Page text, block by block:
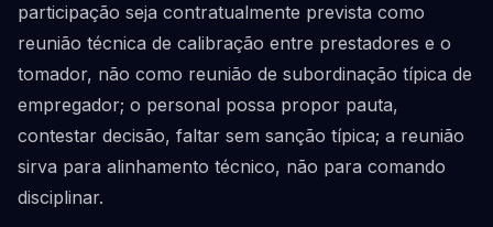
participação seja contratualmente prevista como
reunião técnica de calibração entre prestadores e o
tomador, não como reunião de subordinação típica de
empregador; o personal possa propor pauta,
contestar decisão, faltar sem sanção típica; a reunião
sirva para alinhamento técnico, não para comando
disciplinar.